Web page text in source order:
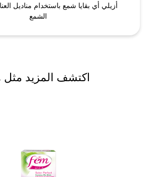
أزيلي أي بقايا شمع باستخدام مناديل
الشمع
اكتشف المزيد مثل